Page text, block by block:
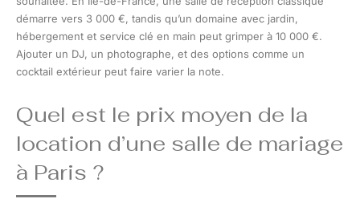
démarre vers 3 000 €, tandis qu’un domaine avec jardin,
hébergement et service clé en main peut grimper à 10 000 €.
Ajouter un DJ, un photographe, et des options comme un
cocktail extérieur peut faire varier la note.
Quel est le prix moyen de la
location d’une salle de mariage
à Paris ?